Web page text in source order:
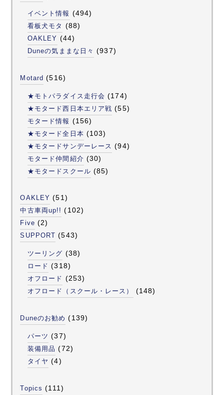
イベント情報 (494)
看板犬モタ (88)
OAKLEY (44)
Duneの気ままな日々 (937)
Motard (516)
★モトパラダイス走行会 (174)
★モタード西日本エリア戦 (55)
モタード情報 (156)
★モタード全日本 (103)
★モタードサンデーレース (94)
モタード仲間紹介 (30)
★モタードスクール (85)
OAKLEY (51)
中古車両up!! (102)
Five (2)
SUPPORT (543)
ツーリング (38)
ロード (318)
オフロード (253)
オフロード（スクール・レース） (148)
Duneのお勧め (139)
パーツ (37)
装備用品 (72)
タイヤ (4)
Topics (111)